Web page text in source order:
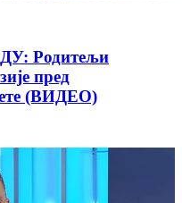
Родитељи
пред
(ВИДЕО)